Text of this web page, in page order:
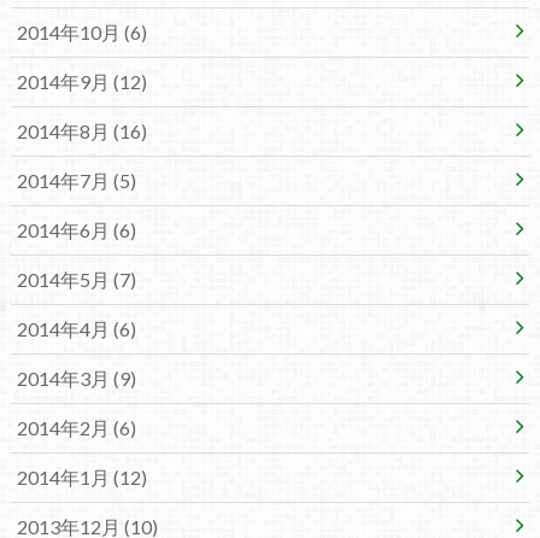
2014年10月 (6)
2014年9月 (12)
2014年8月 (16)
2014年7月 (5)
2014年6月 (6)
2014年5月 (7)
2014年4月 (6)
2014年3月 (9)
2014年2月 (6)
2014年1月 (12)
2013年12月 (10)